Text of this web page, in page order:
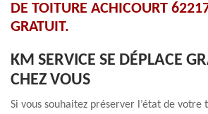
DE TOITURE ACHICOURT
GRATUIT.
KM SERVICE SE DÉPLACE
CHEZ VOUS
Si vous souhaitez préserver l’état de